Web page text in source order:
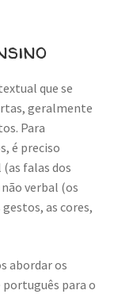
que se
geralmente
Para
é preciso
falas dos
verbal (os
as cores,
abordar os
para o